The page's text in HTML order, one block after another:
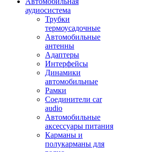
аудиосистема
Трубки
термоусадочные
Автомобильные
антенны
Адаптеры
Интерфейсы
Динамики
автомобильные
Рамки
Соединители car
audio
Автомобильные
аксессуары питания
Карманы и
полукарманы для